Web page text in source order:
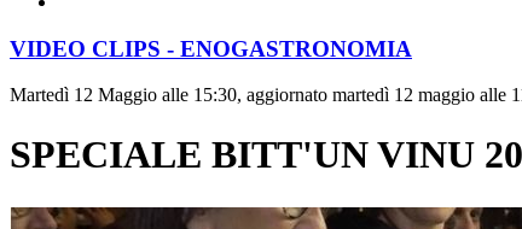
VIDEO CLIPS - ENOGASTRONOMIA
Martedì 12 Maggio alle 15:30, aggiornato martedì 12 maggio alle
SPECIALE BITT'UN VINU